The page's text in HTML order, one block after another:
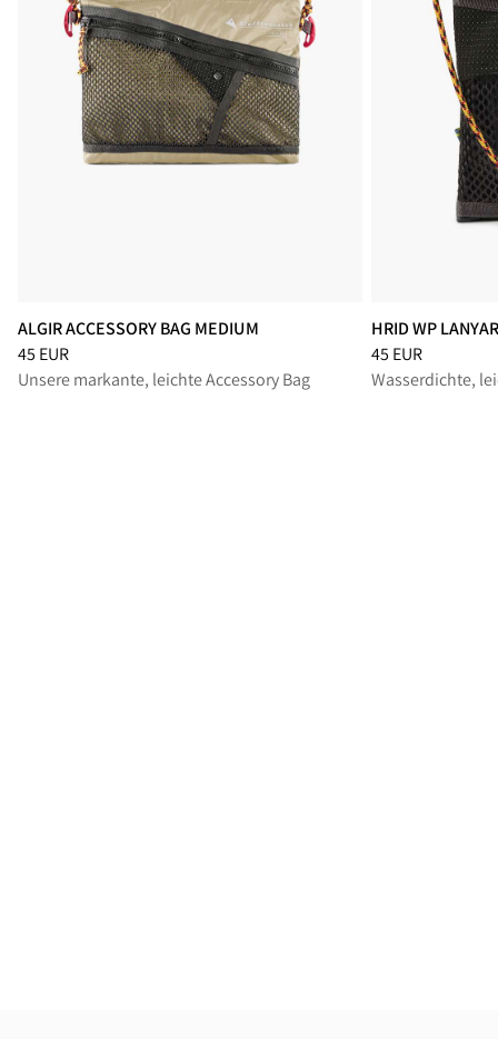
ALGIR ACCESSORY BAG MEDIUM
Preis:45 EUR, reduziert von 45 EUR
45 EUR
Unsere markante, leichte Accessory Bag
HRID WP
Preis:45 EUR,
45 EUR
Wasserdichte,